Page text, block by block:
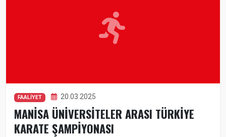
FAALİYET 20.03.2025
MANİSA ÜNİVERSİTELER ARASI TÜRKİYE
KARATE ŞAMPİYONASI